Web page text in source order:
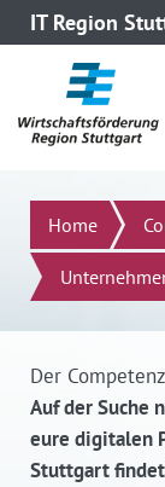
IT Region
direkt zum Inhalt
direkt zum Menü
Suchen
Home
Der
Auf der Suche
eure digitalen
Stuttgart